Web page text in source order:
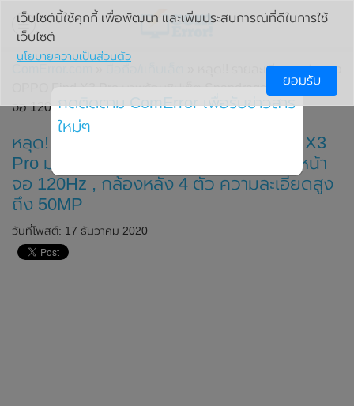
» หลุด!! รายละเอียดสเปกของ
OPPO Find X3 Pro มาพร้อมชิปเซ็ต Snapdragon 888 , หน้า
จอ 120Hz , กล้องหลัง 4 ตัว ความละเอียดสูงถึง 50MP
หลุด!! รายละเอียดสเปกของ OPPO Find X3
Pro มาพร้อมชิปเซ็ต Snapdragon 888 , หน้า
จอ 120Hz , กล้องหลัง 4 ตัว ความละเอียดสูง
ถึง 50MP
วันที่โพสต์: 17 ธันวาคม 2020
เว็บไซต์นี้ใช้คุกกี้ เพื่อพัฒนา และเพิ่มประสบการณ์ที่ดีในการใช้
เว็บไซต์
นโยบายความเป็นส่วนตัว
ยอมรับ
กดติดตาม ComError เพื่อรับข่าวสาร
ใหม่ๆ